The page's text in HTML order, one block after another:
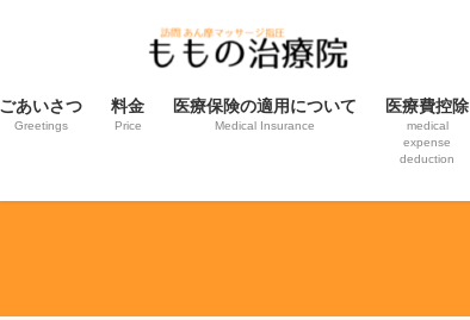
ン
ツ
ー
シ
ごあいさつ
Greetings
料金
Price
医療保険の適用について
Medical Insurance
医療費控除
medical
expense
deduction